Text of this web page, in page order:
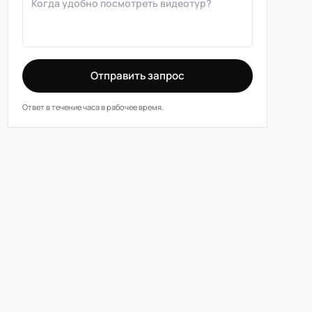
Отправить запрос
Ответ в течение часа в рабочее время.